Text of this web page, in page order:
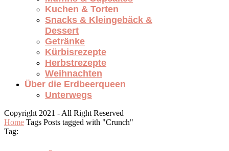
Kuchen & Torten
Snacks & Kleingebäck &
Dessert
Getränke
Kürbisrezepte
Herbstrezepte
Weihnachten
Über die Erdbeerqueen
Unterwegs
Copyright 2021 - All Right Reserved
Home Tags Posts tagged with "Crunch"
Tag: